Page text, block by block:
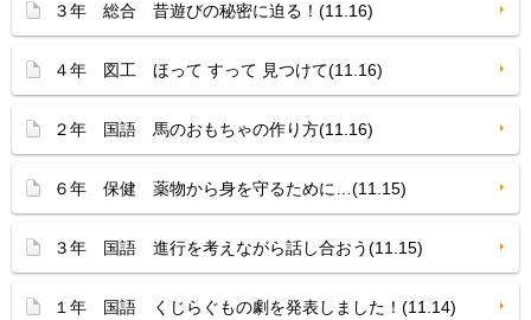
３年 総合 昔遊びの秘密に迫る！(11.16)
４年 図工 ほって すって 見つけて(11.16)
２年 国語 馬のおもちゃの作り方(11.16)
６年 保健 薬物から身を守るために…(11.15)
３年 国語 進行を考えながら話し合おう(11.15)
１年 国語 くじらぐもの劇を発表しました！(11.14)